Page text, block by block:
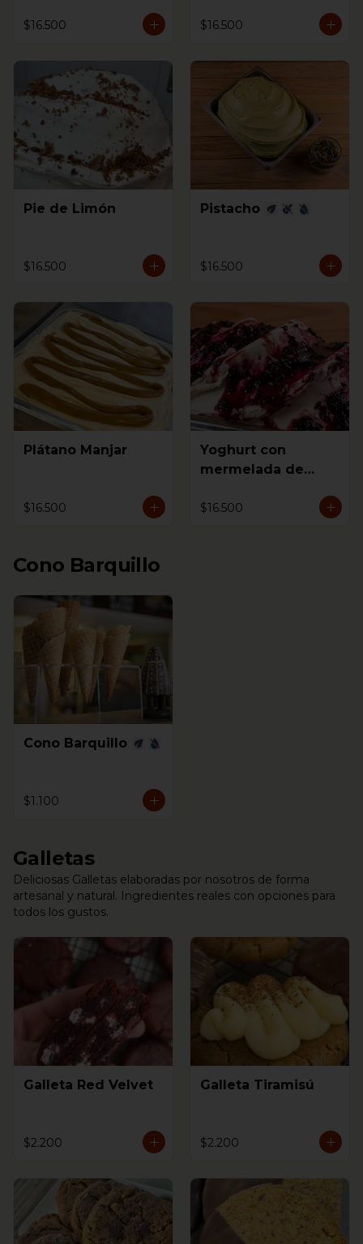
$16.500 $16.500
Pie de Limón
$16.500
Pistacho
$16.500
Plátano Manjar
$16.500
Yoghurt con
mermelada de
$16.500
Cono Barquillo
Cono Barquillo
$1.100
Galletas
Deliciosas Galletas elaboradas por nosotros de forma
artesanal y natural. Ingredientes reales con opciones para
todos los gustos.
Galleta Red Velvet
$2.200
Galleta Tiramisú
$2.200